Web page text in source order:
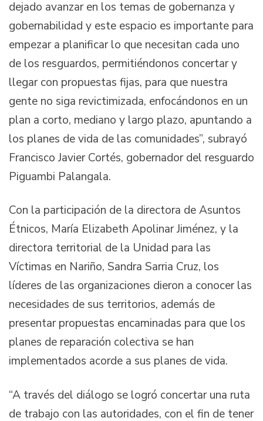
dejado avanzar en los temas de gobernanza y
gobernabilidad y este espacio es importante para
empezar a planificar lo que necesitan cada uno
de los resguardos, permitiéndonos concertar y
llegar con propuestas fijas, para que nuestra
gente no siga revictimizada, enfocándonos en un
plan a corto, mediano y largo plazo, apuntando a
los planes de vida de las comunidades”, subrayó
Francisco Javier Cortés, gobernador del resguardo
Piguambi Palangala.
Con la participación de la directora de Asuntos
Étnicos, María Elizabeth Apolinar Jiménez, y la
directora territorial de la Unidad para las
Víctimas en Nariño, Sandra Sarria Cruz, los
líderes de las organizaciones dieron a conocer las
necesidades de sus territorios, además de
presentar propuestas encaminadas para que los
planes de reparación colectiva se han
implementados acorde a sus planes de vida.
“A través del diálogo se logró concertar una ruta
de trabajo con las autoridades, con el fin de tener